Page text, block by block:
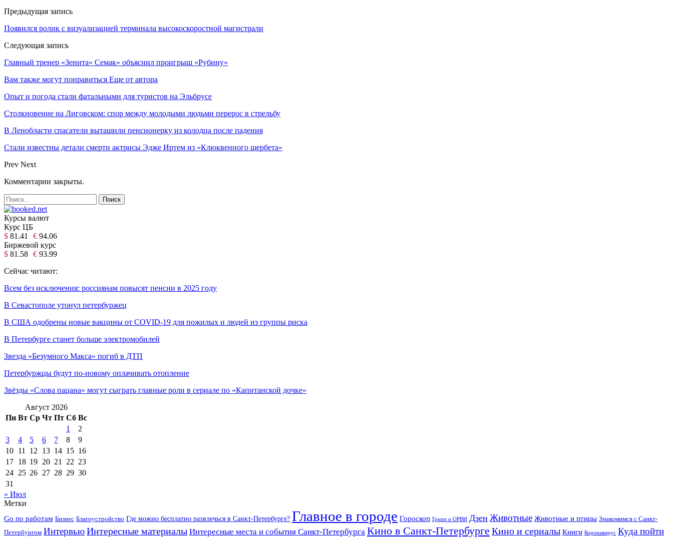
Предыдущая запись
Появился ролик с визуализацией терминала высокоскоростной магистрали
Следующая запись
Главный тренер «Зенита» Семак» объяснил проигрыш «Рубину»
Вам также могут понравиться Еще от автора
Опыт и погода стали фатальными для туристов на Эльбрусе
Столкновение на Лиговском: спор между молодыми людьми перерос в стрельбу
В Ленобласти спасатели вытащили пенсионерку из колодца после падения
Стали известны детали смерти актрисы Эдже Иртем из «Клюквенного щербета»
Prev Next
Комментарии закрыты.
Курсы валют
Курс ЦБ
$ 81.41 € 94.06
Биржевой курс
$ 81.58 € 93.99
Сейчас читают:
Всем без исключения: россиянам повысят пенсии в 2025 году
В Севастополе утонул петербуржец
В США одобрены новые вакцины от COVID-19 для пожилых и людей из группы риска
В Петербурге станет больше электромобилей
Звезда «Безумного Макса» погиб в ДТП
Петербуржцы будут по-новому оплачивать отопление
Звёзды «Слова пацана» могут сыграть главные роли в сериале по «Капитанской дочке»
Август 2026
Пн Вт Ср Чт Пт Сб Вс
1
2
3
4 5 6 7 8
9
10 11 12 13 14 15 16
17 18 19 20 21 22 23
24 25 26 27 28 29 30
31
« Июл
Метки
Go по работам Бизнес Благоустройство Где можно бесплатно развлечься в Санкт-Петербурге? Главное в городе Гороскоп Грипп и ОРВИ Дзен Животные Животные и птицы Знакомимся с Санкт-
Петербургом ИнтервьюИнтересные материалы Интересные места и события Санкт-Петербурга Кино в Санкт-Петербурге Кино и сериалы Книги Коронавирус Куда пойти